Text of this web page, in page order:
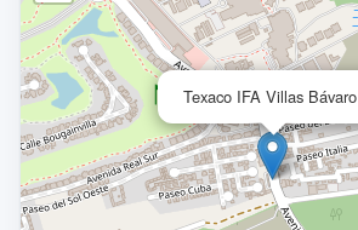
Texaco IFA Villas Bávaro